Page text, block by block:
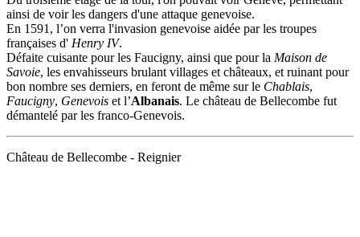
ainsi de voir les dangers d'une attaque genevoise.
En 1591, l’on verra l'invasion genevoise aidée par les troupes
françaises d' Henry IV.
Défaite cuisante pour les Faucigny, ainsi que pour la Maison de
Savoie, les envahisseurs brulant villages et châteaux, et ruinant pour
bon nombre ses derniers, en feront de même sur le Chablais,
Faucigny, Genevois et l’Albanais. Le château de Bellecombe fut
démantelé par les franco-Genevois.
Château de Bellecombe - Reignier